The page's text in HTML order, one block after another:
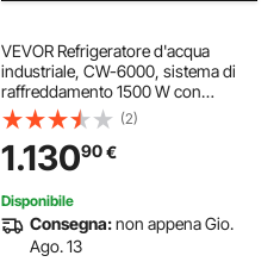
VEVOR Refrigeratore d'acqua
industriale, CW-6000, sistema di
raffreddamento 1500 W con
compressore, capacità del
serbatoio dell'acqua da 15 litri,
portata di 65L/min, per macchina
incisione laser
(2)
1.13090€
Disponibile
Consegna:non appena Gio.
Ago. 13